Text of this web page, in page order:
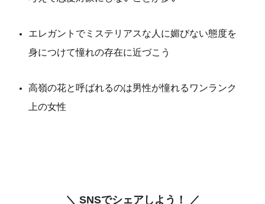
エレガントでミステリアスな人に媚びない態度を
身につけて憧れの存在に近づこう
高嶺の花と呼ばれるのは男性が憧れるワンランク
上の女性
＼ SNSでシェアしよう！ ／